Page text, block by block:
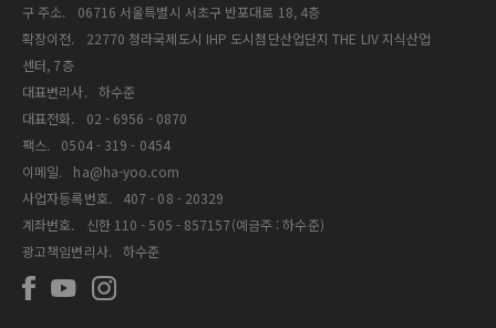
구 주소.
06716 서울특별시 서초구 반포대로 18, 4층
확장이전.
22770 청라국제도시 IHP 도시첨단산업단지 THE LIV 지식산업
센터, 7층
대표변리사.
하수준
대표전화.
02 - 6956 - 0870
팩스.
0504 - 319 - 0454
이메일.
ha@ha-yoo.com
사업자등록번호.
407 - 08 - 20329
계좌번호.
신한 110 - 505 - 857157(예금주 : 하수준)
광고책임변리사.
하수준